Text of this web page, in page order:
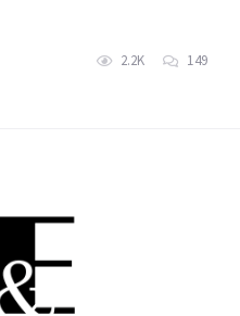
2.2K 149